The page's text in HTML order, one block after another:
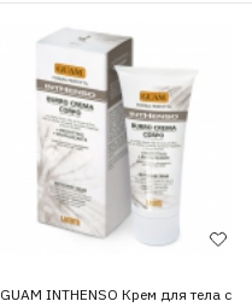
GUAM INTHENSO Крем для тела с